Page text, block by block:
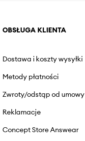
OBSŁUGA KLIENTA
Dostawa i koszty wysyłki
Metody płatności
Zwroty/odstąp od umowy
Reklamacje
Concept Store Answear